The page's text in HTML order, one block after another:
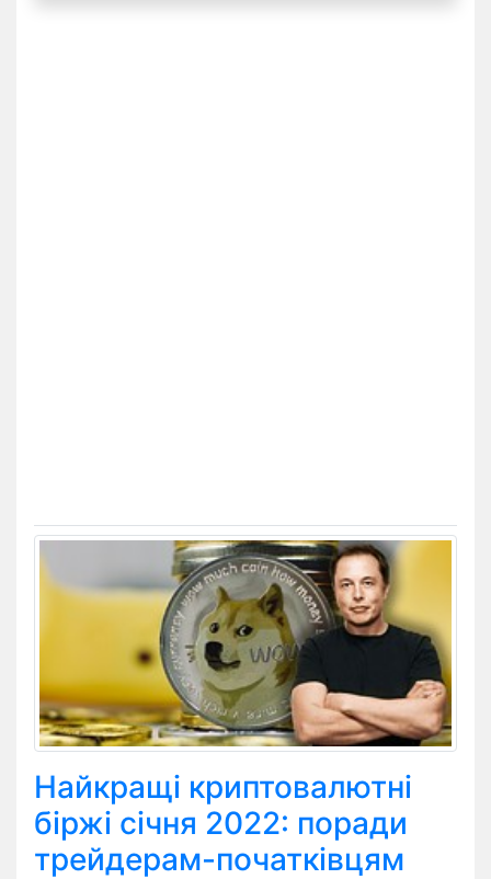
Найкращі криптовалютні
біржі січня 2022: поради
трейдерам-початківцям